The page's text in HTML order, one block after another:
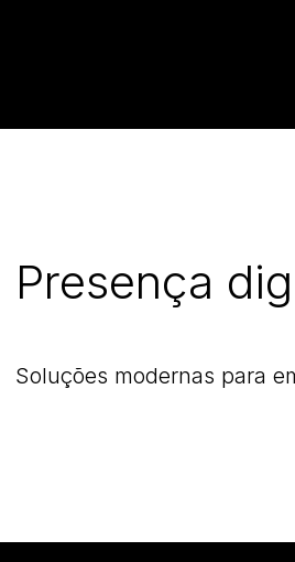
Presença
Soluções modernas para